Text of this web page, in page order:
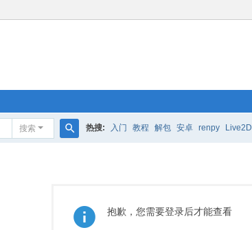
搜索 热搜: 入门 教程 解包 安卓 renpy Live2D
抱歉，您需要登录后才能查看